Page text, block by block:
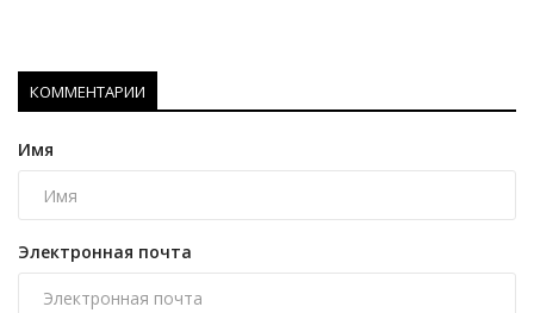
КОММЕНТАРИИ
Имя
Электронная почта